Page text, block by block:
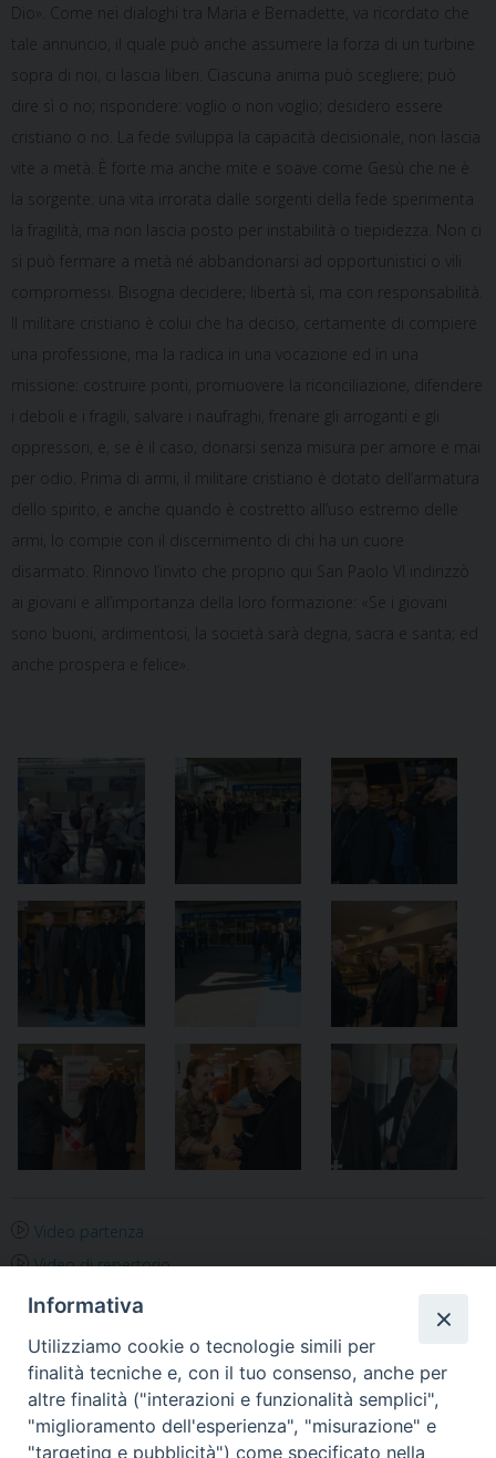
Dio». Come nei dialoghi tra Maria e Bernadette, va ricordato che
tale annuncio, il quale può anche assumere la forza di un turbine
sopra di noi, ci lascia liberi. Ciascuna anima può scegliere; può
dire sì o no; rispondere: voglio o non voglio; desidero essere
cristiano o no. La fede sviluppa la capacità decisionale, non lascia
vite a metà. È forte ma anche mite e soave come Gesù che ne è
la sorgente: una vita irrorata dalle sorgenti della fede sperimenta
la fragilità, ma non lascia posto per instabilità o tiepidezza. Non ci
si può fermare a metà né abbandonarsi ad opportunistici o vili
compromessi. Bisogna decidere; libertà sì, ma con responsabilità.
Il militare cristiano è colui che ha deciso, certamente di compiere
una professione, ma la radica in una vocazione ed in una
missione: costruire ponti, promuovere la riconciliazione, difendere
i deboli e i fragili, salvare i naufraghi, frenare gli arroganti e gli
oppressori, e, se è il caso, donarsi senza misura per amore e mai
per odio. Prima di armi, il militare cristiano è dotato dell’armatura
dello spirito, e anche quando è costretto all’uso estremo delle
armi, lo compie con il discernimento di chi ha un cuore
disarmato. Rinnovo l’invito che proprio qui San Paolo VI indirizzò
ai giovani e all’importanza della loro formazione: «Se i giovani
sono buoni, ardimentosi, la società sarà degna, sacra e santa; ed
anche prospera e felice».
Video partenza
Video di repertorio
Notificheapp
Avigliano ricorda il
Maresciallo Capo Gerardo
Lourdes: l’avvio con Rosario,
penitenziale e stamane la
Informativa
Utilizziamo cookie o tecnologie simili per
finalità tecniche e, con il tuo consenso, anche per
altre finalità ("interazioni e funzionalità semplici",
"miglioramento dell'esperienza", "misurazione" e
"targeting e pubblicità") come specificato nella